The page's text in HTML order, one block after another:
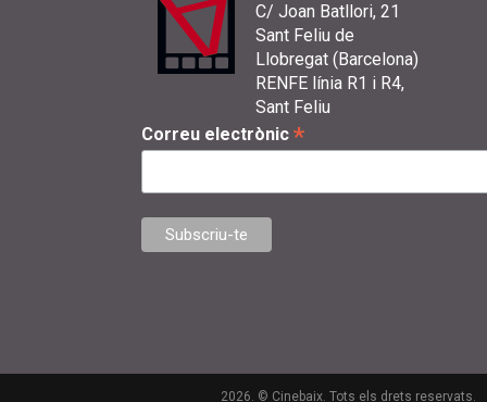
C/ Joan Batllori, 21
Sant Feliu de
Llobregat (Barcelona)
RENFE línia R1 i R4,
Sant Feliu
Correu electrònic *
2026. © Cinebaix. Tots els drets reservats.